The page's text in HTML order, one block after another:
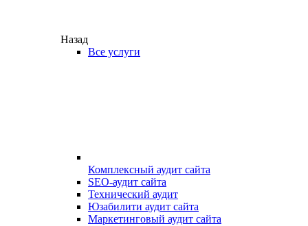
Назад
Все услуги
Комплексный аудит сайта
SEO-аудит сайта
Технический аудит
Юзабилити аудит сайта
Маркетинговый аудит сайта